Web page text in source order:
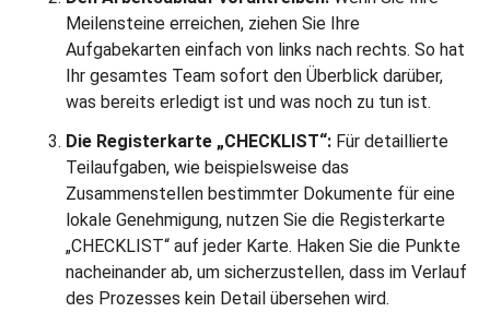
Meilensteine erreichen, ziehen Sie Ihre
Aufgabekarten einfach von links nach rechts. So hat
Ihr gesamtes Team sofort den Überblick darüber,
was bereits erledigt ist und was noch zu tun ist.
Die Registerkarte „CHECKLIST“: Für detaillierte
Teilaufgaben, wie beispielsweise das
Zusammenstellen bestimmter Dokumente für eine
lokale Genehmigung, nutzen Sie die Registerkarte
„CHECKLIST“ auf jeder Karte. Haken Sie die Punkte
nacheinander ab, um sicherzustellen, dass im Verlauf
des Prozesses kein Detail übersehen wird.